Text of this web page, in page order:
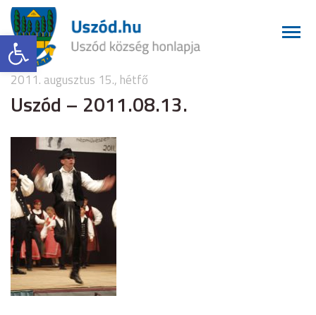
Eszköztár megnyitása
2011. augusztus 15., hétfő
Uszód – 2011.08.13.